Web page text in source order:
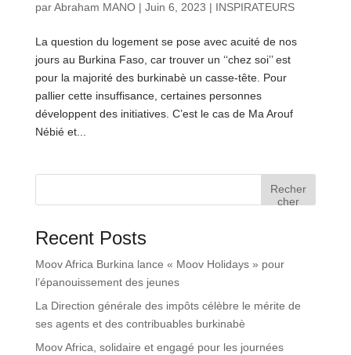
parAbraham MANO| Juin 6, 2023 | INSPIRATEURS
La question du logement se pose avec acuité de nos
jours au Burkina Faso, car trouver un ‘‘chez soi’’ est
pour la majorité des burkinabè un casse-tête. Pour
pallier cette insuffisance, certaines personnes
développent des initiatives. C’est le cas de Ma Arouf
Nébié et...
Recher
cher
Recent Posts
Moov Africa Burkina lance « Moov Holidays » pour
l’épanouissement des jeunes
La Direction générale des impôts célèbre le mérite de
ses agents et des contribuables burkinabè
Moov Africa, solidaire et engagé pour les journées